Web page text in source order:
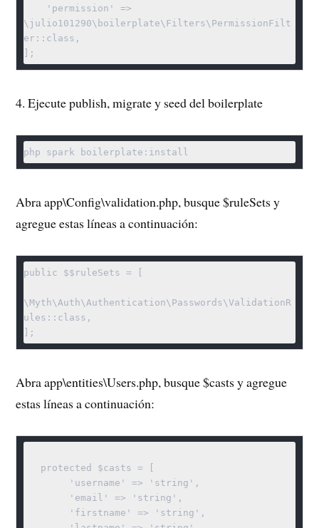
\julio101290\boilerplate\Filters\PermissionFilt
er::class,
];
4. Ejecute publish, migrate y seed del boilerplate
php spark boilerplate:install
Abra app\Config\validation.php, busque $ruleSets y
agregue estas líneas a continuación:
public $$ruleSets = [
\Myth\Auth\Authentication\Passwords\ValidationR
ules::class,
];
Abra app\entities\Users.php, busque $casts y agregue
estas líneas a continuación: